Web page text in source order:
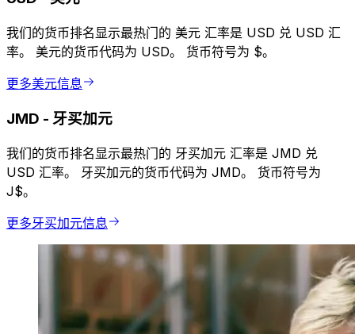
我们的货币排名显示最热门的 美元 汇率是 USD 兑 USD 汇
率。 美元的货币代码为 USD。 货币符号为 $。
更多美元信息
JMD - 牙买加元
我们的货币排名显示最热门的 牙买加元 汇率是 JMD 兑
USD 汇率。 牙买加元的货币代码为 JMD。 货币符号为
J$。
更多牙买加元信息